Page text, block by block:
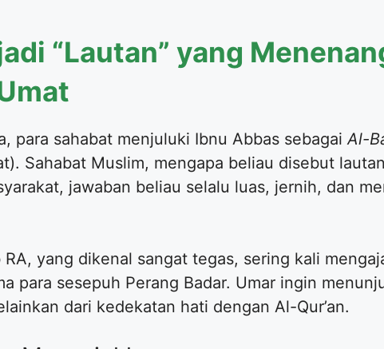
“Lautan” yang
para sahabat menjuluki Ibnu Abbas sebagaiAl-
Sahabat Muslim, mengapa beliau disebut
jawaban beliau selalu luas, jernih, dan
yang dikenal sangat tegas, sering kali
para sesepuh Perang Badar. Umar ingin
dari kedekatan hati dengan Al-Qur’an.